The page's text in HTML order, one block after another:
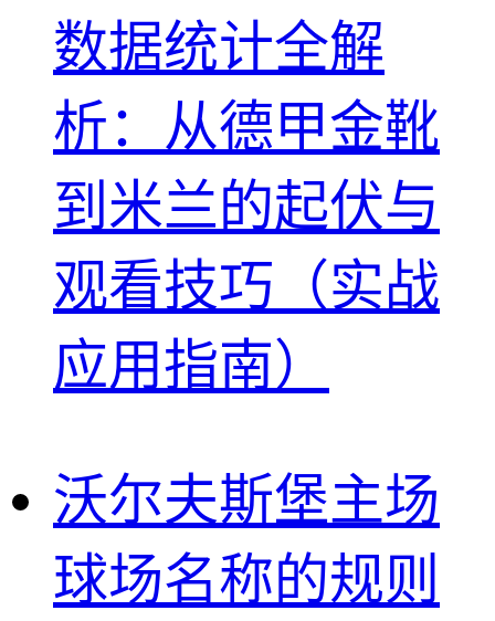
数据统计全解
析：从德甲金靴
到米兰的起伏与
观看技巧（实战
应用指南）
沃尔夫斯堡主场
球场名称的规则